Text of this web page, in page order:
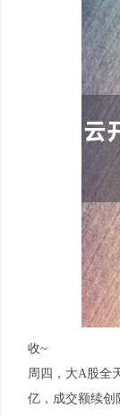
收~
周四，大A股全
亿，成交额续创